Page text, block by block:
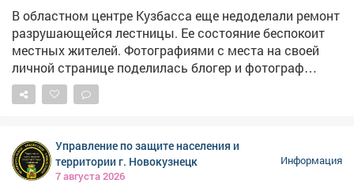
В областном центре Кузбасса еще недоделали ремонт
разрушающейся лестницы. Ее состояние беспокоит
местных жителей. Фотографиями с места на своей
личной странице поделилась блогер и фотограф
Екатерина Комарова. – Читала, что ремонтируют
лестницу на Пионерском. Два пролёта сделали – и на
действительно приведена в порядок, однако
оставшаяся секция по-прежнему находится в
Управление по защите населения и
территории г. Новокузнецк
7 августа 2026
Информация